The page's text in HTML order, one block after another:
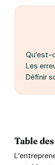
Qu’est-
Les
Définir
Table